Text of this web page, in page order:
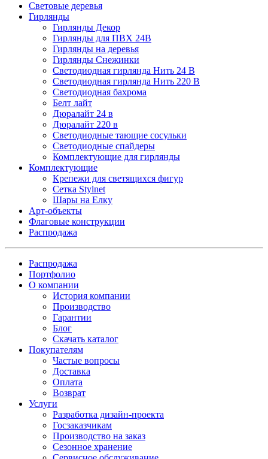
Световые деревья
Гирлянды
Гирлянды Декор
Гирлянды для ПВХ 24В
Гирлянды на деревья
Гирлянды Снежинки
Светодиодная гирлянда Нить 24 В
Светодиодная гирлянда Нить 220 В
Светодиодная бахрома
Белт лайт
Дюралайт 24 в
Дюралайт 220 в
Светодиодные тающие сосульки
Светодиодные спайдеры
Комплектующие для гирлянды
Комплектующие
Крепежи для светящихся фигур
Сетка Stylnet
Шары на Елку
Арт-объекты
Флаговые конструкции
Распродажа
Распродажа
Портфолио
О компании
История компании
Производство
Гарантии
Блог
Скачать каталог
Покупателям
Частые вопросы
Доставка
Оплата
Возврат
Услуги
Разработка дизайн-проекта
Госзаказчикам
Производство на заказ
Сезонное хранение